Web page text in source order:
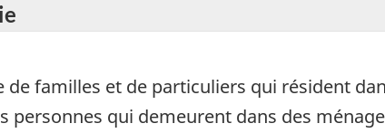
familles et de particuliers qui résident
personnes qui demeurent dans des